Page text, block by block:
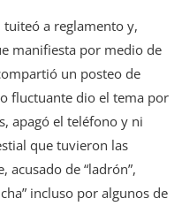
tuiteó a reglamento y,
manifiesta por medio de
un posteo de
fluctuante dio el tema por
apagó el teléfono y ni
que tuvieron las
acusado de “ladrón”,
incluso por algunos de